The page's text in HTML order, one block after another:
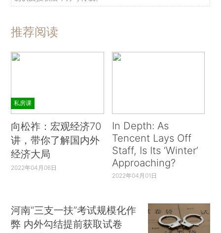
推荐阅读
私房课
向松祚：宏观经济70
讲，带你了解国内外
经济大局
2022年04月06日
In Depth: As
Tencent Lays Off
Staff, Is Its ‘Winter’
Approaching?
2022年04月01日
河南“三支一扶”考试规模化作
弊 内外勾结提前获取试卷